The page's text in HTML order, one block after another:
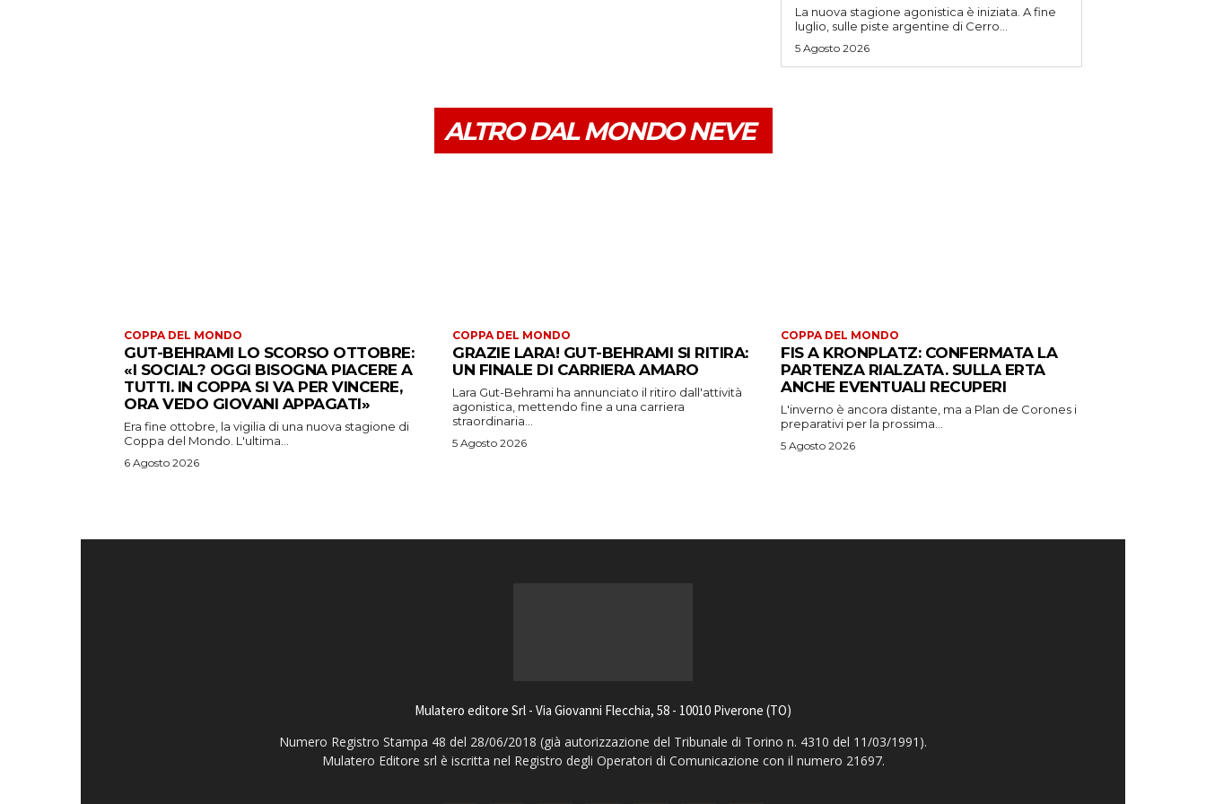
La nuova stagione agonistica è iniziata. A fine
luglio, sulle piste argentine di Cerro...
5 Agosto 2026
ALTRO DAL MONDO NEVE
COPPA DEL MONDO
GUT-BEHRAMI LO SCORSO OTTOBRE:
«I SOCIAL? OGGI BISOGNA PIACERE A
TUTTI. IN COPPA SI VA PER VINCERE,
ORA VEDO GIOVANI APPAGATI»
Era fine ottobre, la vigilia di una nuova stagione di
Coppa del Mondo. L'ultima...
6 Agosto 2026
COPPA DEL MONDO
GRAZIE LARA! GUT-BEHRAMI SI RITIRA:
UN FINALE DI CARRIERA AMARO
Lara Gut-Behrami ha annunciato il ritiro dall'attività
agonistica, mettendo fine a una carriera
straordinaria...
5 Agosto 2026
COPPA DEL MONDO
FIS A KRONPLATZ: CONFERMATA LA
PARTENZA RIALZATA. SULLA ERTA
ANCHE EVENTUALI RECUPERI
L'inverno è ancora distante, ma a Plan de Corones i
preparativi per la prossima...
5 Agosto 2026
Mulatero editore Srl - Via Giovanni Flecchia, 58 - 10010 Piverone (TO)
Numero Registro Stampa 48 del 28/06/2018 (già autorizzazione del Tribunale di Torino n. 4310 del 11/03/1991).
Mulatero Editore srl è iscritta nel Registro degli Operatori di Comunicazione con il numero 21697.